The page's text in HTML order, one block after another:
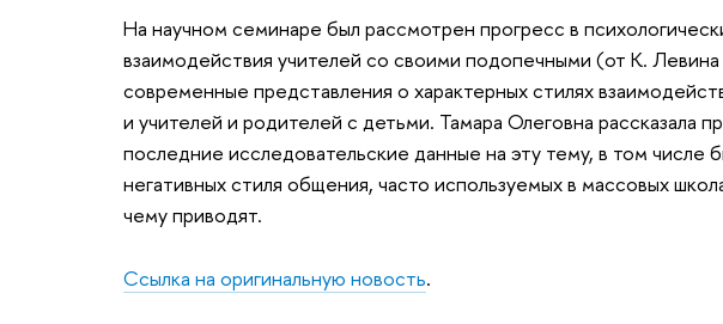
На научном семинаре был рассмотрен прогресс в
взаимодействия учителей со своими подопечными (от К.
современные представления о характерных стилях
и учителей и родителей с детьми. Тамара Олеговна рассказала
последние исследовательские данные на эту тему, в том числе
негативных стиля общения, часто используемых в массовых
чему приводят.
Ссылка на оригинальную новость.